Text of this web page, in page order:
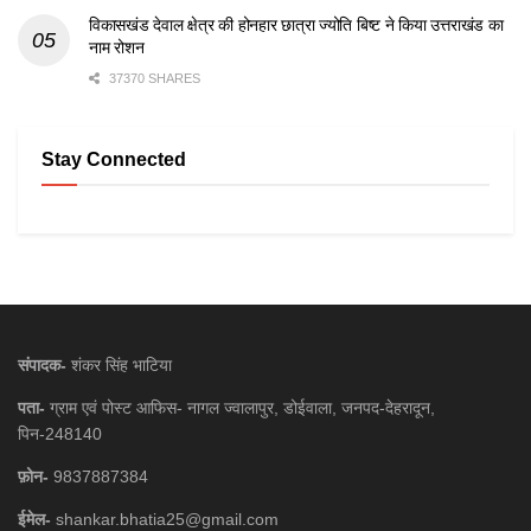
विकासखंड देवाल क्षेत्र की होनहार छात्रा ज्योति बिष्ट ने किया उत्तराखंड का
नाम रोशन
37370 SHARES
Stay Connected
संपादक- शंकर सिंह भाटिया
पता- ग्राम एवं पोस्ट आफिस- नागल ज्वालापुर, डोईवाला, जनपद-देहरादून,
पिन-248140
फ़ोन- 9837887384
ईमेल- shankar.bhatia25@gmail.com